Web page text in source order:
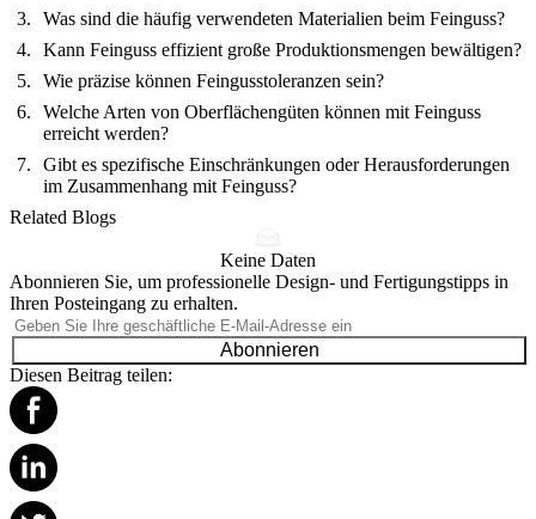
Was sind die häufig verwendeten Materialien beim Feinguss?
Kann Feinguss effizient große Produktionsmengen bewältigen?
Wie präzise können Feingusstoleranzen sein?
Welche Arten von Oberflächengüten können mit Feinguss
erreicht werden?
Gibt es spezifische Einschränkungen oder Herausforderungen
im Zusammenhang mit Feinguss?
Related Blogs
Keine Daten
Abonnieren Sie, um professionelle Design- und Fertigungstipps in
Ihren Posteingang zu erhalten.
Abonnieren
Diesen Beitrag teilen: